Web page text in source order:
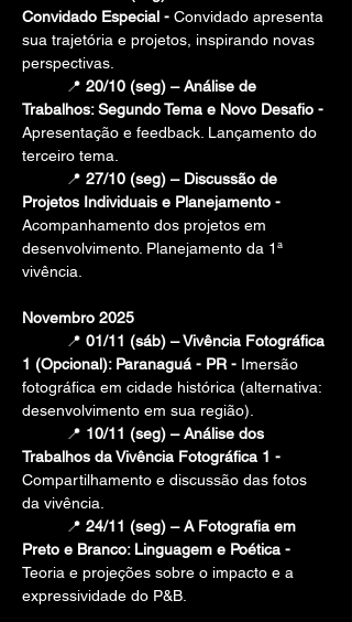
Convidado Especial - Convidado apresenta
sua trajetória e projetos, inspirando novas
perspectivas.
	📍
20/10 (seg) – Análise de
Trabalhos: Segundo Tema e Novo Desafio -
Apresentação e feedback. Lançamento do
terceiro tema.
	📍
27/10 (seg) – Discussão de
Projetos Individuais e Planejamento -
Acompanhamento dos projetos em
desenvolvimento. Planejamento da 1ª
vivência.
Novembro 2025
	📍
01/11 (sáb) – Vivência Fotográfica
1 (Opcional): Paranaguá - PR - Imersão
fotográfica em cidade histórica (alternativa:
desenvolvimento em sua região).
	📍
10/11 (seg) – Análise dos
Trabalhos da Vivência Fotográfica 1 -
Compartilhamento e discussão das fotos
da vivência.
📍 24/11 (seg) – A Fotografia em
Preto e Branco: Linguagem e Poética -
Teoria e projeções sobre o impacto e a
expressividade do P&B.